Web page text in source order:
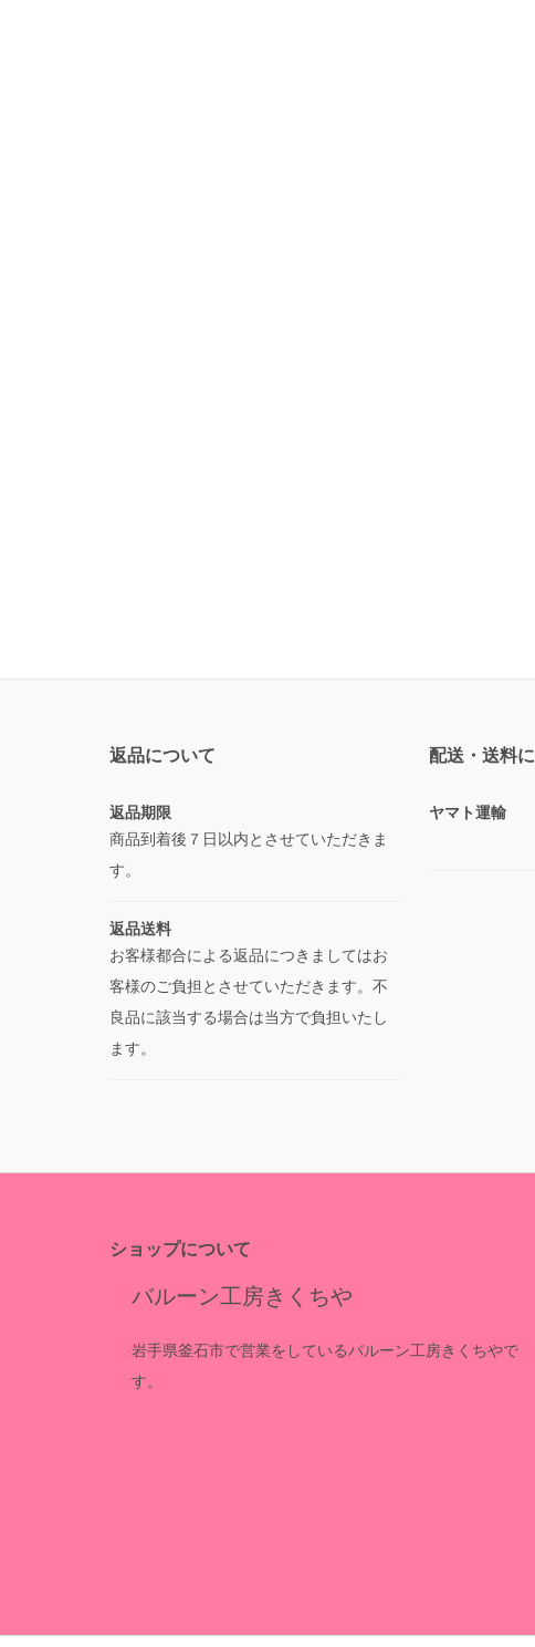
返品について
返品期限
商品到着後７日以内とさせていただきま
す。
返品送料
お客様都合による返品につきましてはお
客様のご負担とさせていただきます。不
良品に該当する場合は当方で負担いたし
ます。
配送・送料
ヤマト運輸
ショップについて
バルーン工房きくちや
岩手県釜石市で営業をしているバルーン工房きくちやで
す。